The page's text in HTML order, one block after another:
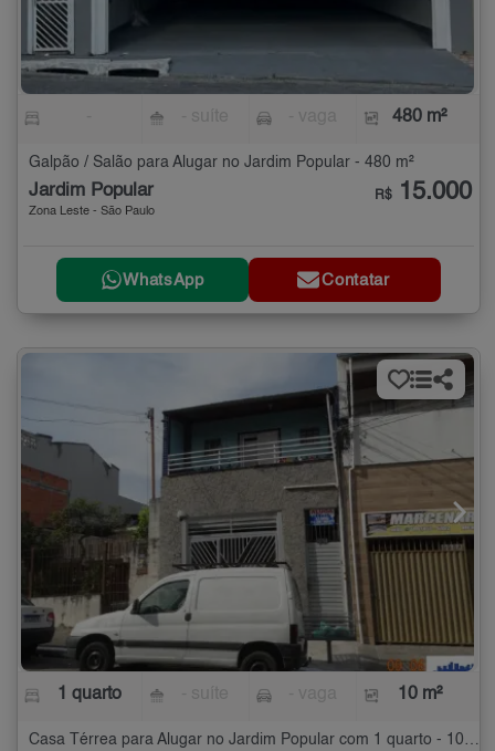
480 m²
Galpão / Salão para Alugar no Jardim Popular - 480 m²
Jardim Popular
Zona Leste - São Paulo
R$ 15.000
WhatsApp Contatar
1 quarto 10 m²
Casa Térrea para Alugar no Jardim Popular com 1 quarto - 10 m²